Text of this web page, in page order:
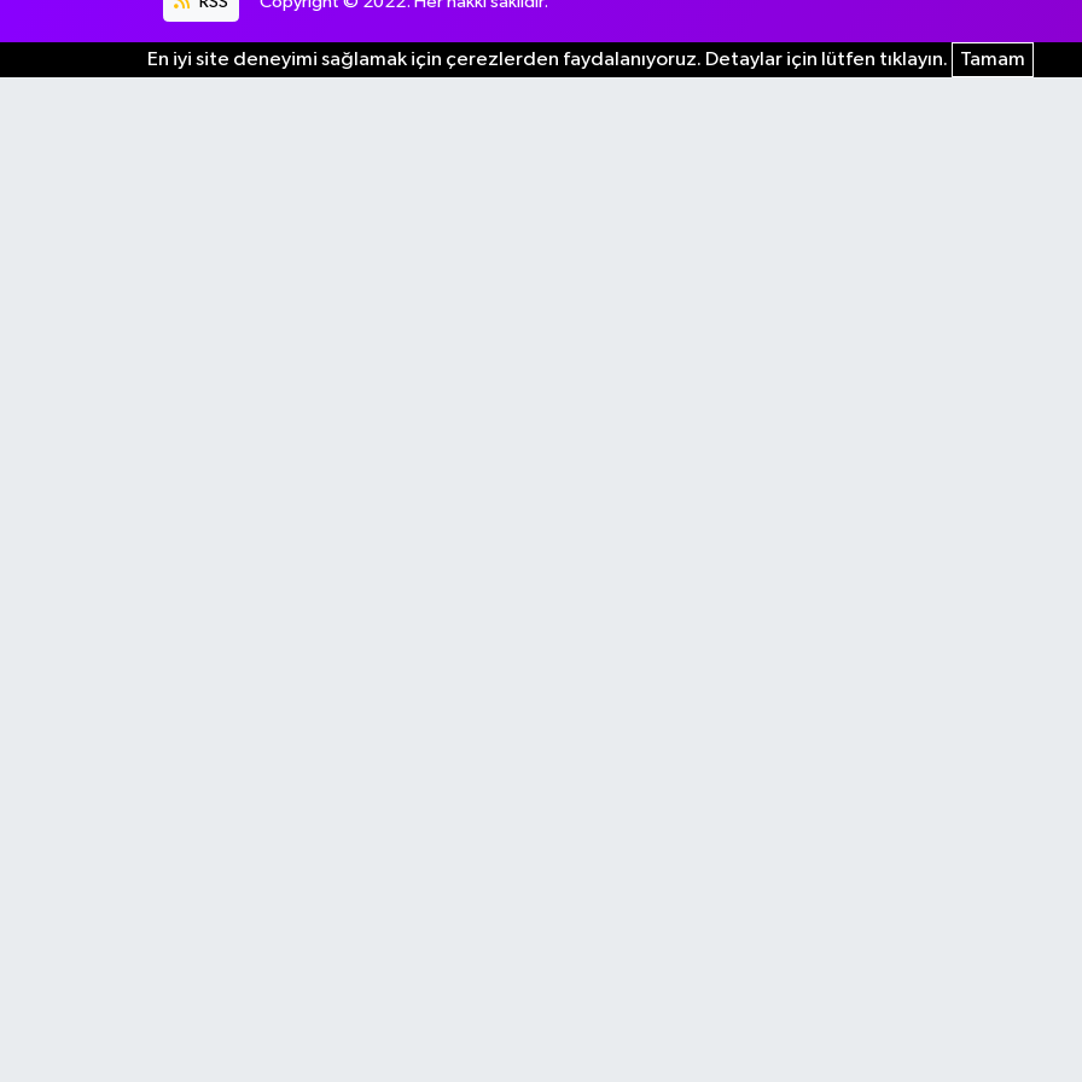
En iyi site deneyimi sağlamak için çerezlerden faydalanıyoruz. Detaylar için lütfen tıklayın. Tamam